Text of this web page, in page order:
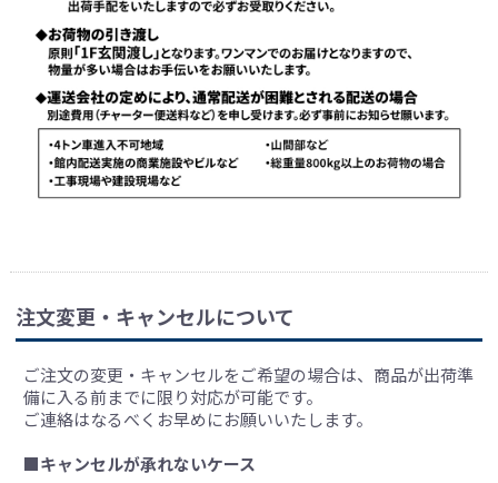
注文変更・キャンセルについて
ご注文の変更・キャンセルをご希望の場合は、商品が出荷準
備に入る前までに限り対応が可能です。
ご連絡はなるべくお早めにお願いいたします。
■キャンセルが承れないケース